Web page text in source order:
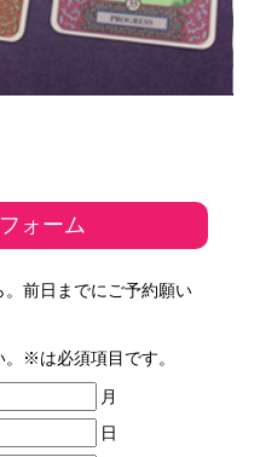
ォーム
前日までにご予約願い
※は必須項目です。
月
日